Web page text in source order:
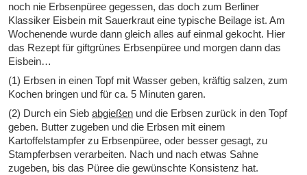
noch nie Erbsenpüree gegessen, das doch zum Berliner
Klassiker Eisbein mit Sauerkraut eine typische Beilage ist. Am
Wochenende wurde dann gleich alles auf einmal gekocht. Hier
das Rezept für giftgrünes Erbsenpüree und morgen dann das
Eisbein…
(1) Erbsen in einen Topf mit Wasser geben, kräftig salzen, zum
Kochen bringen und für ca. 5 Minuten garen.
(2) Durch ein Sieb abgießen und die Erbsen zurück in den Topf
geben. Butter zugeben und die Erbsen mit einem
Kartoffelstampfer zu Erbsenpüree, oder besser gesagt, zu
Stampferbsen verarbeiten. Nach und nach etwas Sahne
zugeben, bis das Püree die gewünschte Konsistenz hat.